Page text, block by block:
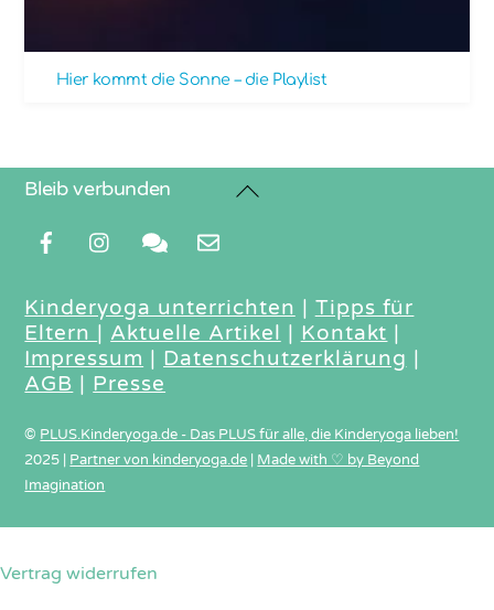
Hier kommt die Sonne – die Playlist
Back
Bleib verbunden
Kinderyoga unterrichten | Tipps für
Eltern | Aktuelle Artikel | Kontakt |
Impressum | Datenschutzerklärung |
AGB | Presse
© PLUS.Kinderyoga.de - Das PLUS für alle, die Kinderyoga lieben!
2025
Partner von kinderyoga.de
Made with ♡ by Beyond
Imagination
Vertrag widerrufen